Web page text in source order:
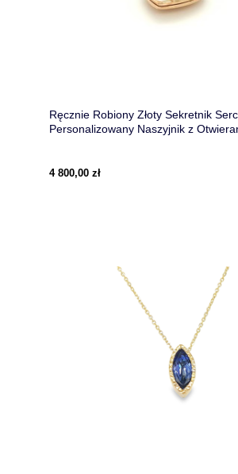
Ręcznie Robiony Złoty Sekretnik
Personalizowany Naszyjnik z
4 800,00 zł